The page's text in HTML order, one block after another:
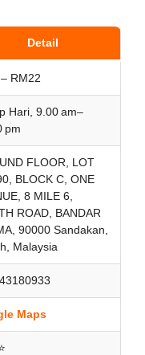
Detail
RM22
Hari, 9.00 am–
pm
FLOOR, LOT
BLOCK C, ONE
8 MILE 6,
ROAD, BANDAR
90000 Sandakan,
Malaysia
Maps